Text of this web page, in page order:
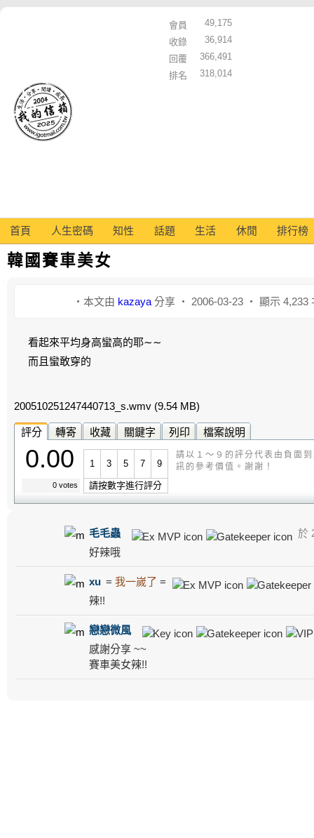
會員
49,175
收錄
36,914
回覆
366,491
排名
318,014
首頁 人生密碼 知性 話題 生活 休閒 排行榜
韓國賽車美女
‧本文由 kazaya 分享 ‧ 2006-03-23 ‧ 顯示
看起來平均身高蠻高的耶∼∼
而且蠻敢穿的
200510251247440713_s.wmv (9.54 MB)
評分 轉寄 收藏 關鍵字 列印 檔案說明
0.00
0 votes
1 3 5 7 9
請按數字進行評分
請以１～９的評分代表由負面
訊的參考價值。謝謝！
毛毛蟲
於
好辣哦
xu =我一嵗了 =
辣!!
戀戀微風
感謝分享 ~~
賽車美女辣!!